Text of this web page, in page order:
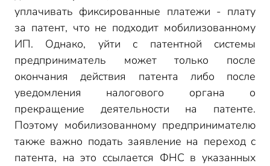
уплачивать фиксированные платежи - плату
за патент, что не подходит мобилизованному
ИП. Однако, уйти с патентной системы
предприниматель может только после
окончания действия патента либо после
уведомления налогового органа о
прекращение деятельности на патенте.
Поэтому мобилизованному предпринимателю
также важно подать заявление на переход с
патента, на это ссылается ФНС в указанных